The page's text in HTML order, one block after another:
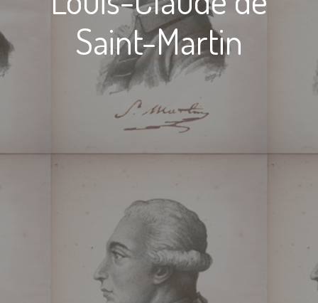
Saint-Martin